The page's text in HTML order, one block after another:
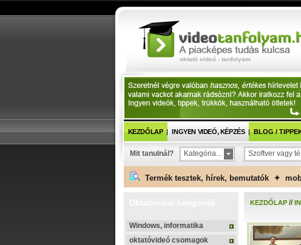
oktató videó - tanfolyam
KEZDŐLAP INGYEN VIDEÓ, KÉPZÉS BLOG /
Mit tanulnál? Kategória... Szoftver vagy
Termék tesztek, hírek, bemutatók ✦
Windows, informatika
oktatóvideó csomagok
KEZDŐLAP //